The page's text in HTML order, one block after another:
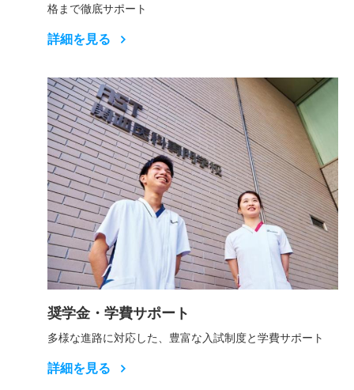
格まで徹底サポート
詳細を見る
奨学金・学費サポート
多様な進路に対応した、豊富な入試制度と学費サポート
詳細を見る